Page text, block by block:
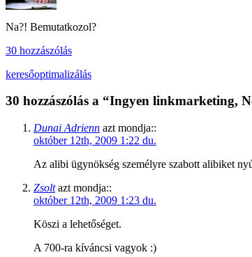
Na?! Bemutatkozol?
30 hozzászólás
keresőoptimalizálás
30 hozzászólás a “Ingyen linkmarketing,
Dunai Adrienn azt mondja::
október 12th, 2009 1:22 du.
Az alibi ügynökség személyre szabott alibiket
Zsoltazt mondja::
október 12th, 2009 1:23 du.
Köszi a lehetőséget.
A 700-ra kíváncsi vagyok :)